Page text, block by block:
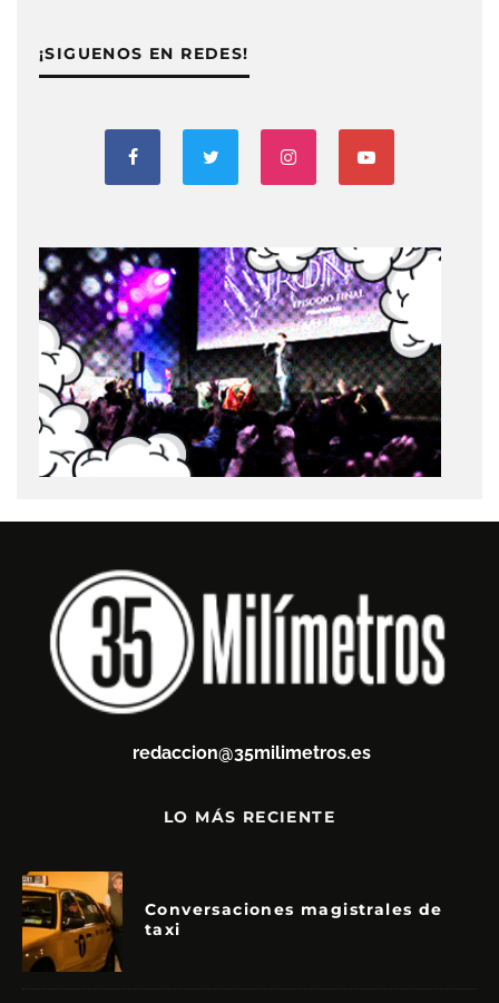
¡SIGUENOS EN REDES!
redaccion@35milimetros.es
LO MÁS RECIENTE
Conversaciones magistrales de
taxi